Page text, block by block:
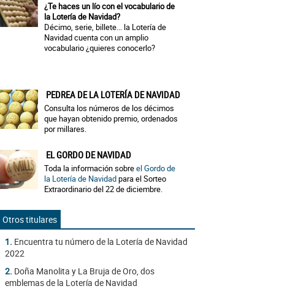
¿Te haces un lío con el vocabulario de
la Lotería de Navidad?
Décimo, serie, billete... la Lotería de
Navidad cuenta con un amplio
vocabulario ¿quieres conocerlo?
PEDREA DE LA LOTERÍA DE NAVIDAD
Consulta los números de los décimos
que hayan obtenido premio, ordenados
por millares.
EL GORDO DE NAVIDAD
Toda la información sobreel Gordo de
la Lotería de Navidadpara el Sorteo
Extraordinario del 22 de diciembre.
Otros titulares
1. Encuentra tu número de la Lotería de Navidad
2022
2. Doña Manolita y La Bruja de Oro, dos
emblemas de la Lotería de Navidad